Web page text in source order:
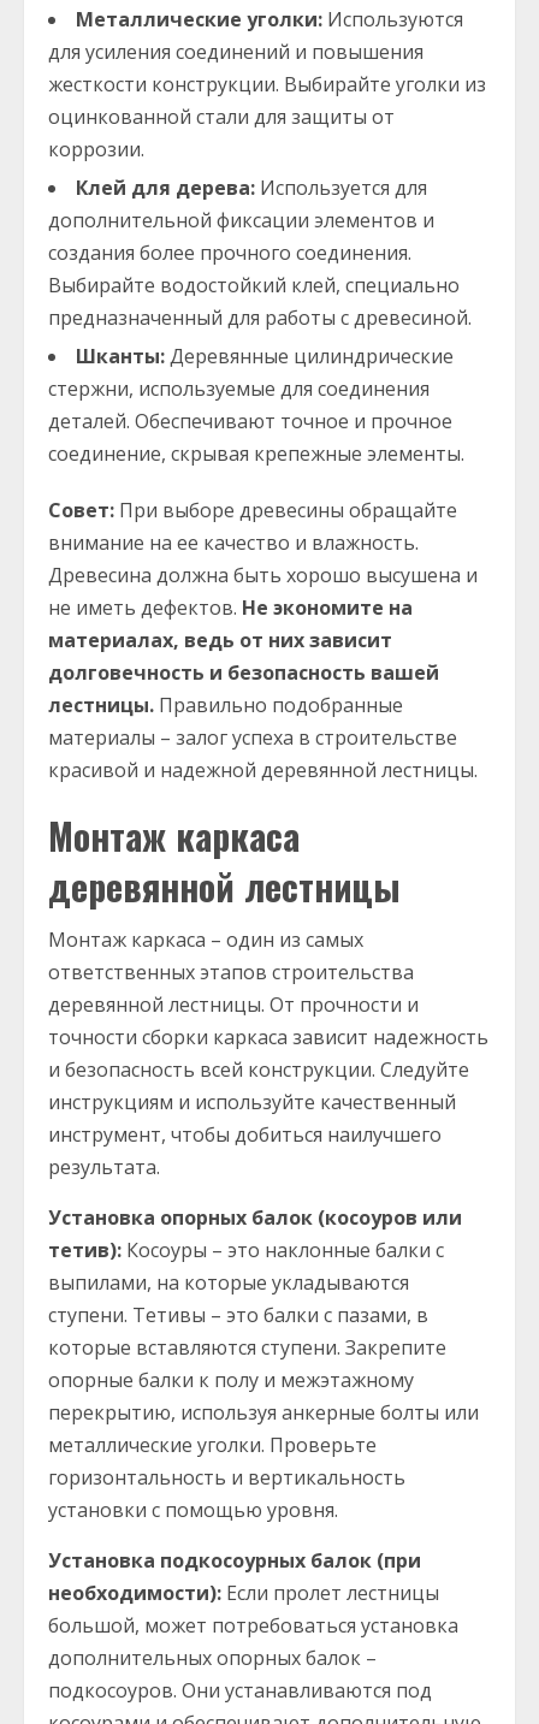
Металлические уголки: Используются
для усиления соединений и повышения
жесткости конструкции. Выбирайте уголки из
оцинкованной стали для защиты от
коррозии.
Клей для дерева: Используется для
дополнительной фиксации элементов и
создания более прочного соединения.
Выбирайте водостойкий клей, специально
предназначенный для работы с древесиной.
Шканты:Деревянные цилиндрические
стержни, используемые для соединения
деталей. Обеспечивают точное и прочное
соединение, скрывая крепежные элементы.
Совет: При выборе древесины обращайте
внимание на ее качество и влажность.
Древесина должна быть хорошо высушена и
не иметь дефектов. Не экономите на
материалах, ведь от них зависит
долговечность и безопасность вашей
лестницы. Правильно подобранные
материалы – залог успеха в строительстве
красивой и надежной деревянной лестницы.
Монтаж каркаса
деревянной лестницы
Монтаж каркаса – один из самых
ответственных этапов строительства
деревянной лестницы. От прочности и
точности сборки каркаса зависит надежность
и безопасность всей конструкции. Следуйте
инструкциям и используйте качественный
инструмент, чтобы добиться наилучшего
результата.
Установка опорных балок (косоуров или
тетив): Косоуры – это наклонные балки с
выпилами, на которые укладываются
ступени. Тетивы – это балки с пазами, в
которые вставляются ступени. Закрепите
опорные балки к полу и межэтажному
перекрытию, используя анкерные болты или
металлические уголки. Проверьте
горизонтальность и вертикальность
установки с помощью уровня.
Установка подкосоурных балок (при
необходимости): Если пролет лестницы
большой, может потребоваться установка
дополнительных опорных балок –
подкосоуров. Они устанавливаются под